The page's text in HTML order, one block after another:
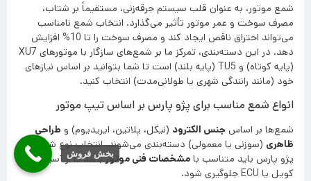
شمع موتور، به عنوان قلب سیستم جرقه‌زنی، مستقیماً بر شتاب،
مصرف سوخت و عمر موتور تأثیر می‌گذارد. انتخاب شمع نامناسب
می‌تواند احتراق ناقص ایجاد کند و مصرف سوخت را تا 10% افزایش
دهد. در این دسته‌بندی، تمرکز ما بر شمع‌های سازگار با موتورهای XU7
(پایه کوتاه) و TU5 (پایه بلند) است تا شما بتوانید بر اساس نیازهای
خود (مانند رانندگی شهری یا طولانی‌مدت) انتخاب کنید.
انواع شمع مناسب برای پژو پارس بر اساس تیپ موتور
شمع‌ها بر اساس جنس الکترود (نیکل، پلاتین، ایریدیوم) و طراحی
ظاهری (سوزنی یا معمولی) دسته‌بندی می‌شوند. انتخاب نوع شمع برای
پژو پارس باید متناسب با مشخصات فنی موتورباشد تا از آسیب به
کویل یا ECU جلوگیری شود.
بخش فروش